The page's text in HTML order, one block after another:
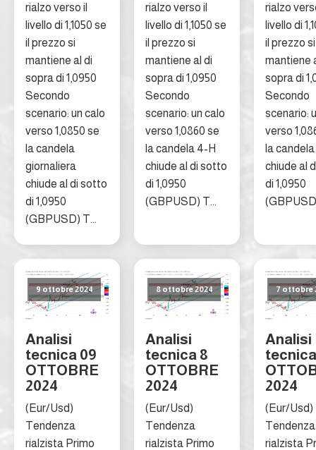
rialzo verso il
livello di 1,1050 se
il prezzo si
mantiene al di
sopra di 1,0950
Secondo
scenario: un calo
verso 1,0850 se
la candela
giornaliera
chiude al di sotto
di 1,0950
(GBPUSD) T...
rialzo verso il
livello di 1,1050 se
il prezzo si
mantiene al di
sopra di 1,0950
Secondo
scenario: un calo
verso 1,0860 se
la candela 4-H
chiude al di sotto
di 1,0950
(GBPUSD) T...
rialzo
livello di
il prezzo si
mantiene
sopra di
Secondo
scenario:
verso
la
chiude al
di 1,0950
9 ottobre 2024
Analisi
tecnica 09
OTTOBRE
2024
(Eur/Usd)
Tendenza
rialzista Primo
8 ottobre 2024
Analisi
tecnica 8
OTTOBRE
2024
(Eur/Usd)
Tendenza
rialzista Primo
7 ottobre
Analisi
2024
(Eur/Usd)
Tendenza
rialzista